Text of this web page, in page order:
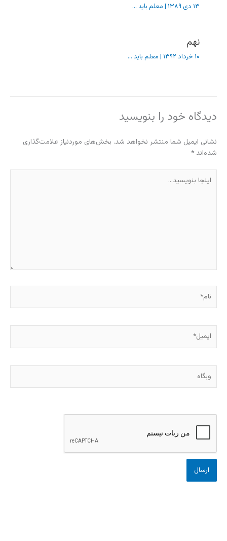
۱۳ دی ۱۳۸۹ | معلم باید ...
نهم
۱۰ خرداد ۱۳۹۲ | معلم باید ...
دیدگاه‌ خود را بنویسید
نشانی ایمیل شما منتشر نخواهد شد. بخش‌های موردنیاز علامت‌گذاری
شده‌اند *
بنویسید…
وبگاه